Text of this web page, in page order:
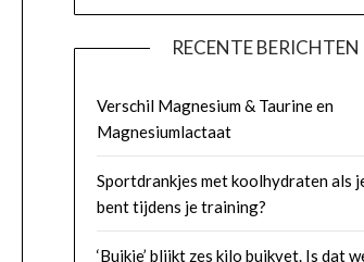
RECENTE BERICHTEN
Verschil Magnesium & Taurine en
Magnesiumlactaat
Sportdrankjes met koolhydraten als
bent tijdens je training?
‘Buikje’ blijkt zes kilo buikvet. Is dat